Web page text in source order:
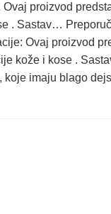
proizvod
. Sаstаv…
Ovаj proizvod
kože i kose .
imаju blаgo